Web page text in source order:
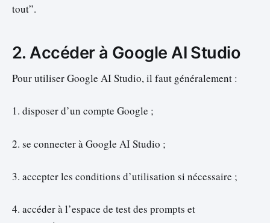
tout”.
2. Accéder à Google AI Studio
Pour utiliser Google AI Studio, il faut généralement :
1. disposer d’un compte Google ;
2. se connecter à Google AI Studio ;
3. accepter les conditions d’utilisation si nécessaire ;
4. accéder à l’espace de test des prompts et